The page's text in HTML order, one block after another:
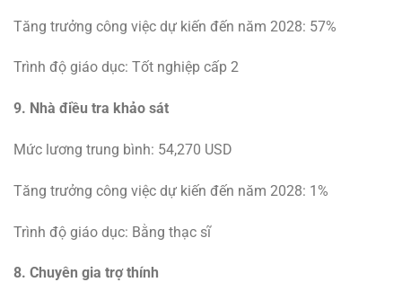
Tăng trưởng công việc dự kiến ​​đến năm 2028: 57%
Trình độ giáo dục: Tốt nghiệp cấp 2
9. Nhà điều tra khảo sát
Mức lương trung bình: 54,270 USD
Tăng trưởng công việc dự kiến ​​đến năm 2028: 1%
Trình độ giáo dục: Bằng thạc sĩ
8. Chuyên gia trợ thính